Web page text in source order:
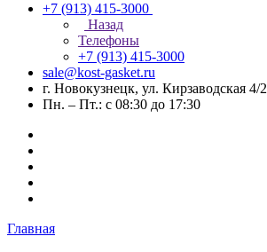
+7 (913) 415-3000
Назад
Телефоны
+7 (913) 415-3000
sale@kost-gasket.ru
г. Новокузнецк, ул. Кирзаводская 4/2
Пн. – Пт.: с 08:30 до 17:30
Главная